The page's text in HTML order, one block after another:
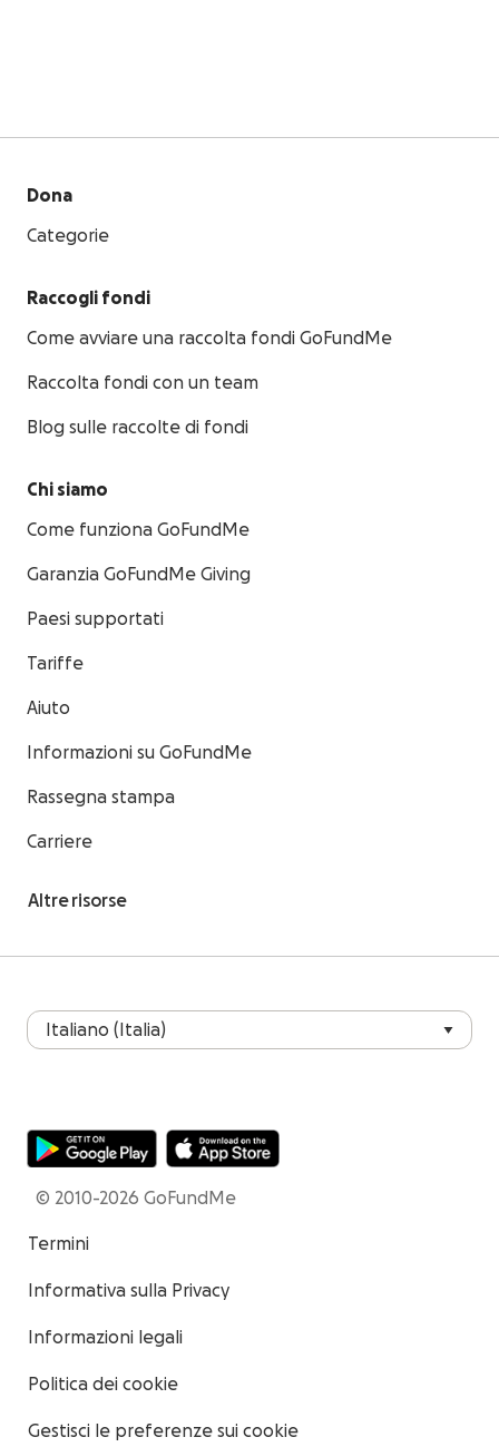
Dona
Categorie
Raccogli fondi
Come avviare una raccolta fondi GoFundMe
Raccolta fondi con un team
Blog sulle raccolte di fondi
Chi siamo
Come funziona GoFundMe
Garanzia GoFundMe Giving
Paesi supportati
Tariffe
Aiuto
Informazioni su GoFundMe
Rassegna stampa
Carriere
Altre risorse
© 2010-2026 GoFundMe
Termini
Informativa sulla Privacy
Informazioni legali
Politica dei cookie
Gestisci le preferenze sui cookie